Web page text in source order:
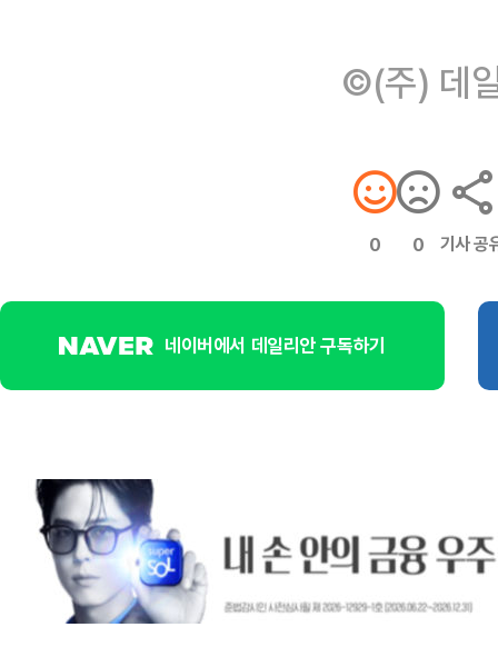
©(주) 데
0 0 기사 공
네이버에서 데일리안 구독하기